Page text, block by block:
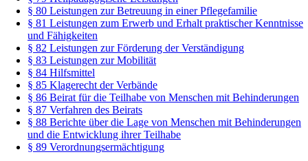
§ 80 Leistungen zur Betreuung in einer Pflegefamilie
§ 81 Leistungen zum Erwerb und Erhalt praktischer Kenntnisse
und Fähigkeiten
§ 82 Leistungen zur Förderung der Verständigung
§ 83 Leistungen zur Mobilität
§ 84 Hilfsmittel
§ 85 Klagerecht der Verbände
§ 86 Beirat für die Teilhabe von Menschen mit Behinderungen
§ 87 Verfahren des Beirats
§ 88 Berichte über die Lage von Menschen mit Behinderungen
und die Entwicklung ihrer Teilhabe
§ 89 Verordnungsermächtigung